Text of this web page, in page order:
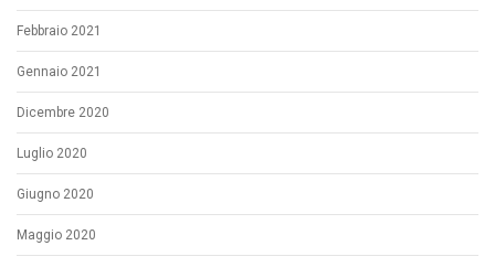
Febbraio 2021
Gennaio 2021
Dicembre 2020
Luglio 2020
Giugno 2020
Maggio 2020